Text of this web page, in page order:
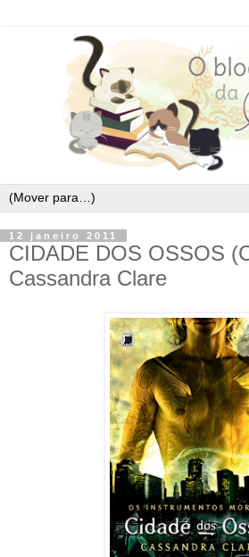
12 janeiro 2011
CIDADE DOS OSSOS
Cassandra Clare